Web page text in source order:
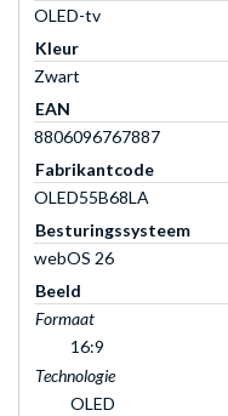
OLED-tv
Kleur
Zwart
EAN
8806096767887
Fabrikantcode
OLED55B68LA
Besturingssysteem
webOS 26
Beeld
Formaat
16:9
Technologie
OLED